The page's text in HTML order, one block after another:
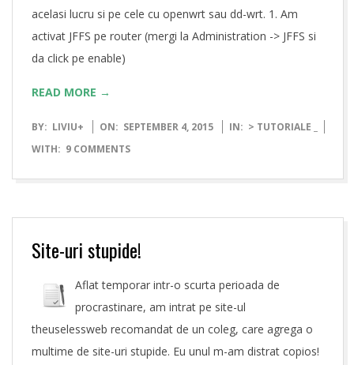
acelasi lucru si pe cele cu openwrt sau dd-wrt. 1. Am
activat JFFS pe router (mergi la Administration -> JFFS si
da click pe enable)
READ MORE →
2015-
09-
BY: LIVIU+ ON: SEPTEMBER 4, 2015 IN: > TUTORIALE _
WITH: 9 COMMENTS
Site-uri stupide!
Aflat temporar intr-o scurta perioada de
procrastinare, am intrat pe site-ul
theuselessweb recomandat de un coleg, care agrega o
multime de site-uri stupide. Eu unul m-am distrat copios!